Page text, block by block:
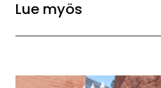
Lue myös